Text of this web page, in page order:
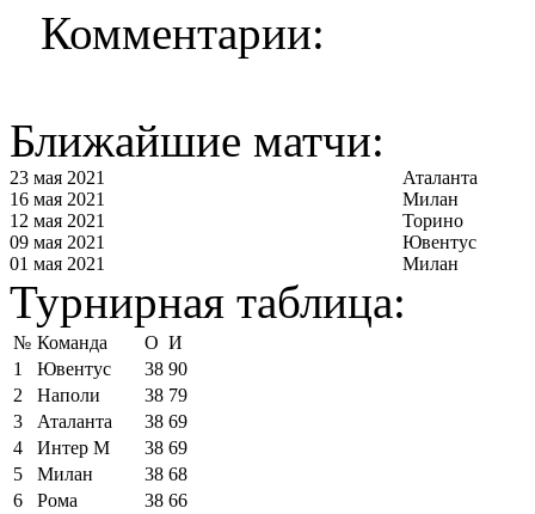
Комментарии:
Ближайшие матчи:
23 мая 2021
Аталанта
16 мая 2021
Милан
12 мая 2021
Торино
09 мая 2021
Ювентус
01 мая 2021
Милан
Турнирная таблица:
№ Команда О И
1
Ювентус 38 90
2
Наполи 38 79
3
Аталанта 38 69
4
Интер М 38 69
5
Милан 38 68
6
Рома 38 66